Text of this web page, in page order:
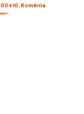
România